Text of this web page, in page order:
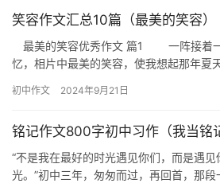
笑容作文汇总10篇（最美的笑容）
最美的笑容优秀作文 篇1 一阵接着一
忆，相片中最美的笑容，使我想起那年夏
初中…
初中作文 2024年9月21日
铭记作文800字初中习作（我当铭
“不是我在最好的时光遇见你们，而是遇
光。”初中三年，匆匆而过，再回首，那